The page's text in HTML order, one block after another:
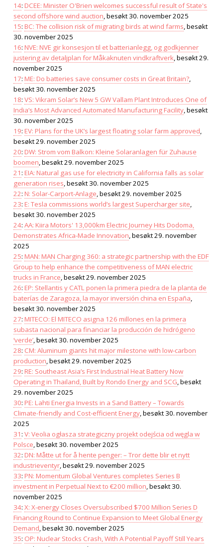
14: DCEE: Minister O'Brien welcomes successful result of State's
second offshore wind auction, besøkt 30. november 2025
15: BC: The collision risk of migrating birds at wind farms, besøkt
30. november 2025
16: NVE: NVE gir konsesjon til et batterianlegg, og godkjenner
justering av detaljplan for Måkaknuten vindkraftverk, besøkt 29.
november 2025
17: ME: Do batteries save consumer costs in Great Britain?,
besøkt 30. november 2025
18: VS: Vikram Solar’s New 5 GW Vallam Plant Introduces One of
India’s Most Advanced Automated Manufacturing Facility, besøkt
30. november 2025
19: EV: Plans for the UK’s largest floating solar farm approved,
besøkt 29. november 2025
20: DW: Strom vom Balkon: Kleine Solaranlagen für Zuhause
boomen, besøkt 29. november 2025
21 : EIA: Natural gas use for electricity in California falls as solar
generation rises, besøkt 30. november 2025
22: N: Solar-Carport-Anlage, besøkt 29. november 2025
23: E: Tesla commissions world’s largest Supercharger site,
besøkt 30. november 2025
24: AA: Kiira Motors' 13,000km Electric Journey Hits Dodoma,
Demonstrates Africa-Made Innovation, besøkt 29. november
2025
25: MAN: MAN Charging 360: a strategic partnership with the EDF
Group to help enhance the competitiveness of MAN electric
trucks in France, besøkt 29. november 2025
26: EP: Stellantis y CATL ponen la primera piedra de la planta de
baterías de Zaragoza, la mayor inversión china en España,
besøkt 30. november 2025
27: MITECO: El MITECO asigna 126 millones en la primera
subasta nacional para financiar la producción de hidrógeno
‘verde’, besøkt 30. november 2025
28: CM: Aluminum giants hit major milestone with low-carbon
production, besøkt 29. november 2025
29: RE: Southeast Asia’s First Industrial Heat Battery Now
Operating in Thailand, Built by Rondo Energy and SCG, besøkt
29. november 2025
30: PE: Lahti Energia Invests in a Sand Battery – Towards
Climate-friendly and Cost-efficient Energy, besøkt 30. november
2025
31 : V: Veolia ogłasza strategiczny projekt odejścia od węgla w
Polsce, besøkt 30. november 2025
32: DN: Måtte ut for å hente penger: – Tror dette blir et nytt
industrieventyr, besøkt 29. november 2025
33: PN: Momentum Global Ventures completes Series B
investment in Perpetual Next to €200 million, besøkt 30.
november 2025
34: X: X-energy Closes Oversubscribed $700 Million Series D
Financing Round to Continue Expansion to Meet Global Energy
Demand, besøkt 30. november 2025
35: OP: Nuclear Stocks Crash, With A Potential Payoff Still Years